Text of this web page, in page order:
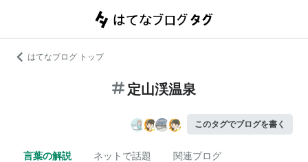
はてなブログ トップ
定山渓温泉
このタグでブログを書く
言葉の解説 ネットで話題 関連ブログ